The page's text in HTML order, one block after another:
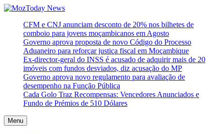
Skip
content
MozToday News
Onde a gente lê.
CFM e CNJ anunciam desconto de 20% nos bilhetes de
comboio para jovens moçambicanos em Agosto
Governo aprova proposta de novo Código do Processo
Aduaneiro para reforçar justiça fiscal em Moçambique
Ex-director-geral do INSS é acusado de adquirir mais de 20
imóveis com fundos desviados, diz acusação do MP
Governo aprova novo regulamento para avaliação de
desempenho na Função Pública
Cada Golo Traz Recompensas: Vencedores Anunciados e
Fundo de Prémios de 510 Dólares
Menu